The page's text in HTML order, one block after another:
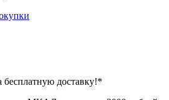
бесплатную доставку!*